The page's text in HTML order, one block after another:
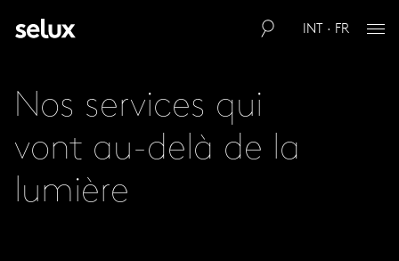
INT · FR
Nos services qui
vont au-delà de la
lumière